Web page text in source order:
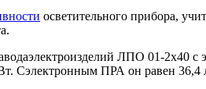
осветительного прибора,
ЛПО 01-2х40
Сэлектронным ПРА он равен 36,4